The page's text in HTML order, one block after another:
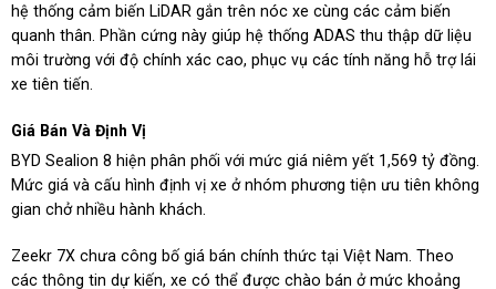
hệ thống cảm biến LiDAR gắn trên nóc xe cùng các cảm biến
quanh thân. Phần cứng này giúp hệ thống ADAS thu thập dữ liệu
môi trường với độ chính xác cao, phục vụ các tính năng hỗ trợ lái
xe tiên tiến.
Giá Bán Và Định Vị
BYD Sealion 8 hiện phân phối với mức giá niêm yết 1,569 tỷ đồng.
Mức giá và cấu hình định vị xe ở nhóm phương tiện ưu tiên không
gian chở nhiều hành khách.
Zeekr 7X chưa công bố giá bán chính thức tại Việt Nam. Theo
các thông tin dự kiến, xe có thể được chào bán ở mức khoảng